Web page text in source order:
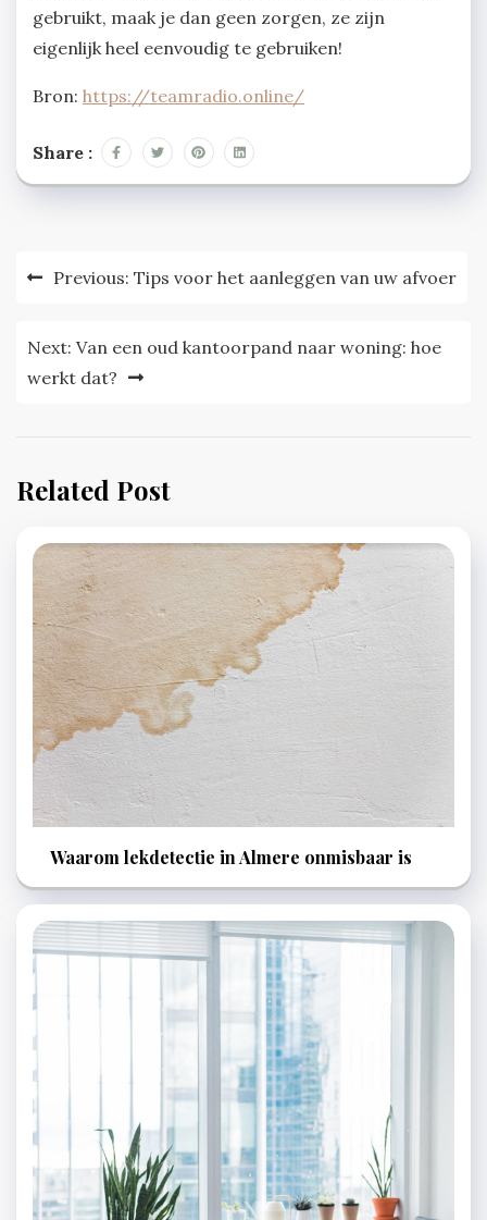
gebruikt, maak je dan geen zorgen, ze zijn
eigenlijk heel eenvoudig te gebruiken!
Bron: https://teamradio.online/
Share :
PostPrevious: Tips voor het aanleggen van uw afvoer
Next: Van een oud kantoorpand naar woning: hoe
werkt dat?
Related Post
Waarom lekdetectie in Almere onmisbaar is